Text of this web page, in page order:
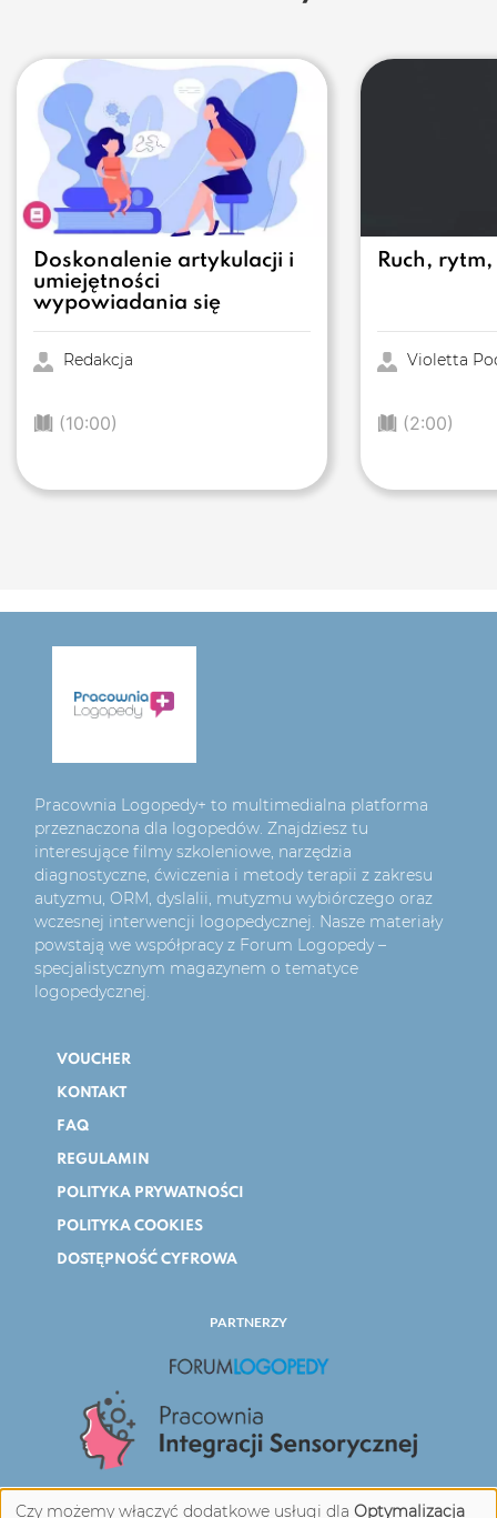
Doskonalenie artykulacji i
umiejętności
wypowiadania się
Redakcja
(10:00)
Ruch,
Violetta
(2:00)
Pracownia Logopedy+ to multimedialna platforma
przeznaczona dla logopedów. Znajdziesz tu
interesujące filmy szkoleniowe, narzędzia
diagnostyczne, ćwiczenia i metody terapii z zakresu
autyzmu, ORM, dyslalii, mutyzmu wybiórczego oraz
wczesnej interwencji logopedycznej. Nasze materiały
powstają we współpracy z Forum Logopedy –
specjalistycznym magazynem o tematyce
logopedycznej.
VOUCHER
KONTAKT
FAQ
REGULAMIN
POLITYKA PRYWATNOŚCI
POLITYKA COOKIES
DOSTĘPNOŚĆ CYFROWA
PARTNERZY
Czy możemy włączyć dodatkowe usługi dla Optymalizacja